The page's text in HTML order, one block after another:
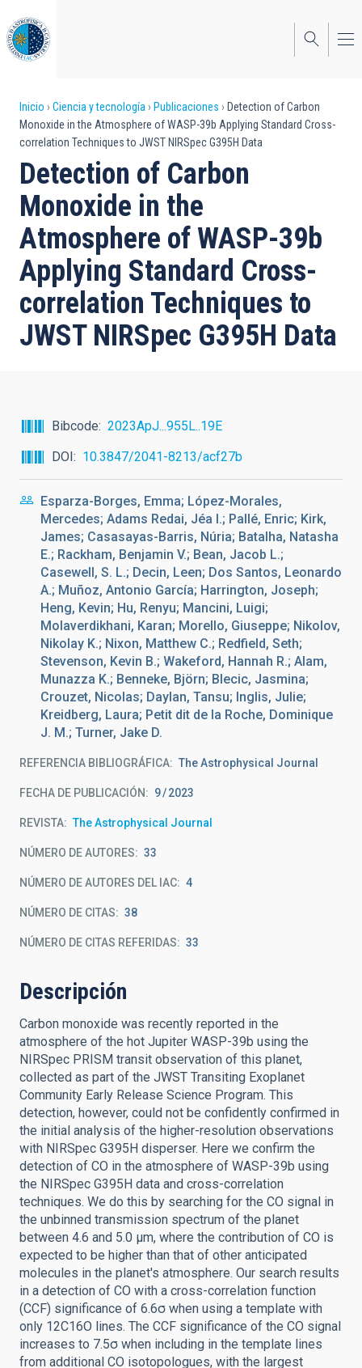
al
contenido
principal
Sobrescribir
enlaces
de
ayuda
a
la
navegación
Inicio Ciencia y tecnología Publicaciones
Detection of Carbon
Monoxide in the Atmosphere of WASP-39b Applying Standard Cross-
correlation Techniques to JWST NIRSpec G395H Data
Detection of Carbon
Monoxide in the
Atmosphere of WASP-39b
Applying Standard Cross-
correlation Techniques to
JWST NIRSpec G395H Data
Bibcode
2023ApJ...955L..19E
DOI
10.3847/2041-8213/acf27b
Esparza-Borges, Emma; López-Morales,
Mercedes; Adams Redai, Jéa I.; Pallé, Enric; Kirk,
James; Casasayas-Barris, Núria; Batalha, Natasha
E.; Rackham, Benjamin V.; Bean, Jacob L.;
Casewell, S. L.; Decin, Leen; Dos Santos, Leonardo
A.; Muñoz, Antonio García; Harrington, Joseph;
Heng, Kevin; Hu, Renyu; Mancini, Luigi;
Molaverdikhani, Karan; Morello, Giuseppe; Nikolov,
Nikolay K.; Nixon, Matthew C.; Redfield, Seth;
Stevenson, Kevin B.; Wakeford, Hannah R.; Alam,
Munazza K.; Benneke, Björn; Blecic, Jasmina;
Crouzet, Nicolas; Daylan, Tansu; Inglis, Julie;
Kreidberg, Laura; Petit dit de la Roche, Dominique
J. M.; Turner, Jake D.
REFERENCIA BIBLIOGRÁFICA The Astrophysical Journal
FECHA DE PUBLICACIÓN: 9 2023
REVISTA The Astrophysical Journal
NÚMERO DE AUTORES 33
NÚMERO DE AUTORES DEL IAC 4
NÚMERO DE CITAS 38
NÚMERO DE CITAS REFERIDAS 33
Descripción
Carbon monoxide was recently reported in the
atmosphere of the hot Jupiter WASP-39b using the
NIRSpec PRISM transit observation of this planet,
collected as part of the JWST Transiting Exoplanet
Community Early Release Science Program. This
detection, however, could not be confidently confirmed in
the initial analysis of the higher-resolution observations
with NIRSpec G395H disperser. Here we confirm the
detection of CO in the atmosphere of WASP-39b using
the NIRSpec G395H data and cross-correlation
techniques. We do this by searching for the CO signal in
the unbinned transmission spectrum of the planet
between 4.6 and 5.0 μm, where the contribution of CO is
expected to be higher than that of other anticipated
molecules in the planet's atmosphere. Our search results
in a detection of CO with a cross-correlation function
(CCF) significance of 6.6σ when using a template with
only 12C16O lines. The CCF significance of the CO signal
increases to 7.5σ when including in the template lines
from additional CO isotopologues, with the largest